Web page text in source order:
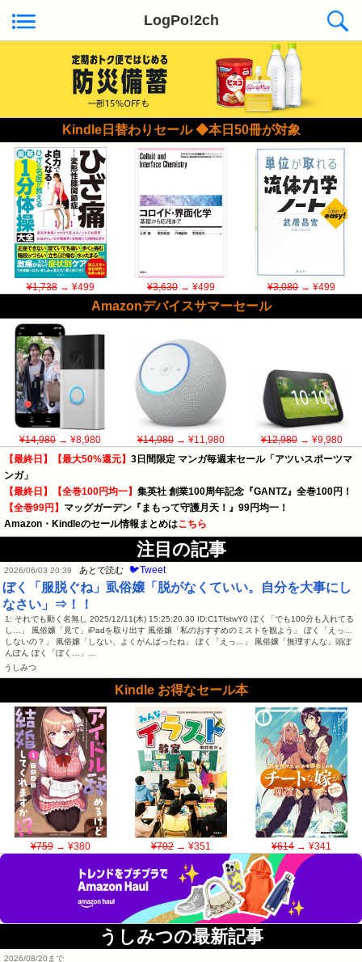
LogPo!2ch
Kindle日替わりセール ◆本日50冊が対象
¥1,738→ ¥499 ¥3,630→ ¥499 ¥3,080→ ¥499
Amazonデバイスサマーセール
¥14,980→ ¥8,980 ¥14,980→ ¥11,980 ¥12,980→ ¥9,980
【最終日】【最大50%還元】 3日間限定 マンガ毎週末セール「アツいスポーツマ
ンガ」
【最終日】【全巻100円均一】 集英社 創業100周年記念『GANTZ』全巻100円！
【全巻99円】 マッグガーデン『まもって守護月天！』99円均一！
Amazon・Kindleのセール情報まとめはこちら
注目の記事
2026/06/03 20:39 あとで読む 🐦Tweet
ぼく「服脱ぐね」虱俗嬢「脱がなくていい。自分を大事にし
なさい」⇒！！
1: それでも動く名無し 2025/12/11(木) 15:25:20.30 ID:C1TfstwY0 ぼく「でも100分も入れてる
し…」 風俗嬢「見て」iPadを取り出す 風俗嬢「私のおすすめのミストを観よう」 ぼく「えっ…
しないの？」 風俗嬢「しない、よくがんばったね」 ぼく「えっ…」 風俗嬢「無理すんな」頭ぽ
んぽん ぼく「ぼく…」…
うしみつ
Kindle お得なセール本
¥759→ ¥380 ¥702→ ¥351 ¥614→ ¥341
うしみつの最新記事
2026/08/20まで